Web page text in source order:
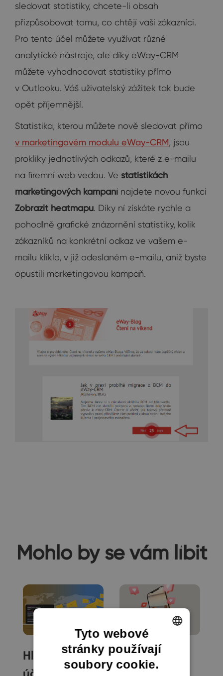
sledovat statistiky, chcete-li obsah
přizpůsobovat tomu, co chtějí vaši zákazníci.
Pro tento účel můžete využívat různé
analytické nástroje, ale díky eWay-CRM
můžete vyhodnocovat statistiky přímo
v Outlooku. Váš uživatelský zážitek tak bude
opět příjemnější.
Statistika, kterou můžete nově sledovat přímo
v marketingovém modulu eWay-CRM, jsou
prokliky jednotlivých odkazů, které z e-mailu
na firemní web vedou. Ve statistikách
marketingových kampaní najdete novou funkci
Zobrazit heatmapu. Díky ní získáte rychle a
pohodlně grafické znázornění statistiky, kolik
zákazníků na konkrétní odkaz ve vašem e-
mailu kliklo, v již odeslaném e-mailu, aniž byste
opustili marketingovou kampaň.
Mohlo by se vám líbit
Hledáte
účinný
6 tipů, jak
získat nové
ENGLISH
CZECH
Tyto webové
stránky používají
soubory cookie.